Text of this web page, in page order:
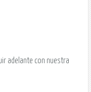
adelante con nuestra